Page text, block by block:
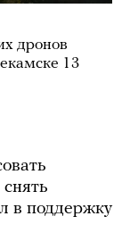
дронов
13
в поддержку